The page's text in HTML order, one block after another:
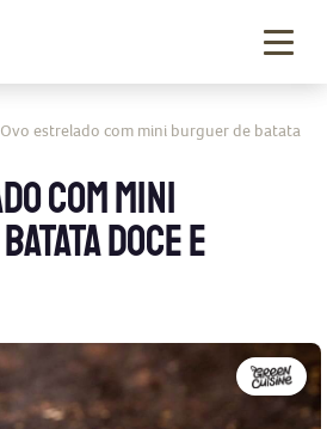
COM MINI
DOCE E
Ovo estrelado com mini burguer de batata